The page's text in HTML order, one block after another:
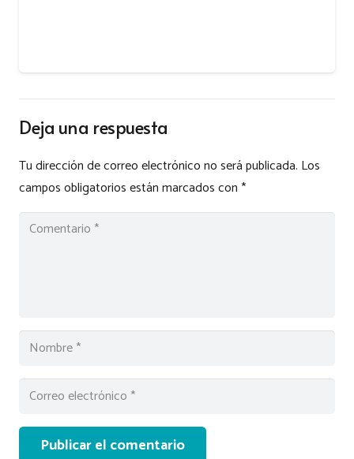
Deja una respuesta
Tu dirección de correo electrónico no será publicada. Los
campos obligatorios están marcados con*
Publicar el comentario